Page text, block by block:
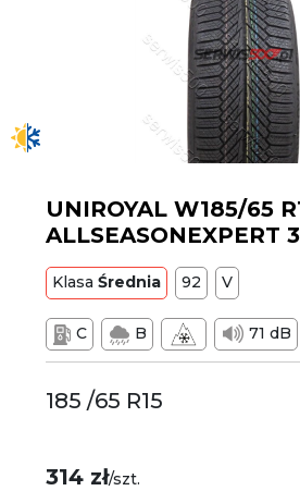
UNIROYAL W185/65
ALLSEASONEXPERT
KlasaŚrednia 92 V
C B 71 dB
185 /65 R15
314 zł/szt.